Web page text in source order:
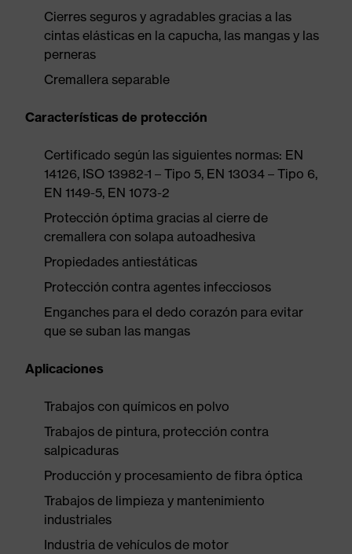
Cierres seguros y agradables gracias a las
cintas elásticas en la capucha, las mangas y las
perneras
Cremallera separable
Características de protección
Certificado según las siguientes normas: EN
14126, ISO 13982-1 – Tipo 5, EN 13034 – Tipo 6,
EN 1149-5, EN 1073-2
Protección óptima gracias al cierre de
cremallera con solapa autoadhesiva
Propiedades antiestáticas
Protección contra agentes infecciosos
Enganches para el dedo corazón para evitar
que se suban las mangas
Aplicaciones
Trabajos con químicos en polvo
Trabajos de pintura, protección contra
salpicaduras
Producción y procesamiento de fibra óptica
Trabajos de limpieza y mantenimiento
industriales
Industria de vehículos de motor